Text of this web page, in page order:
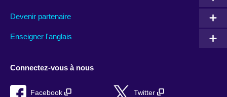
Devenir partenaire
Enseigner l'anglais
Connectez-vous à nous
Facebook Twitter